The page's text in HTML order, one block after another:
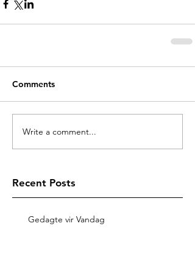
Comments
Write a comment...
Recent Posts
Gedagte vir Vandag